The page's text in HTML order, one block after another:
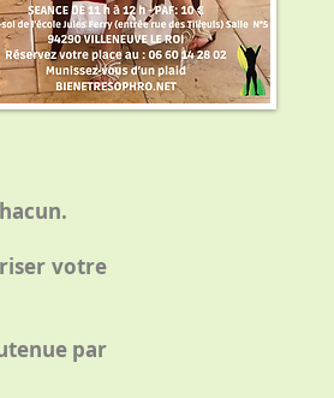
votre
par